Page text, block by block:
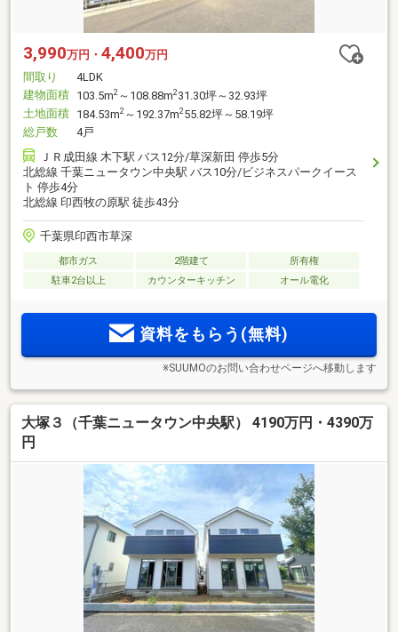
3,990万円・ 4,400万円
間取り
4LDK
建物面積 103.5m2 ～108.88m231.30坪～32.93坪
土地面積 184.53m2 ～192.37m255.82坪～58.19坪
総戸数
4戸
ＪＲ成田線 木下駅 バス12分/草深新田 停歩5分
北総線 千葉ニュータウン中央駅 バス10分/ビジネスパークイース
ト 停歩4分
北総線 印西牧の原駅 徒歩43分
千葉県印西市草深
都市ガス 2階建て
所有権
駐車2台以上
カウンターキッチン オール電化
資料をもらう(無料)
※SUUMOのお問い合わせページへ移動します
大塚３（千葉ニュータウン中央駅） 4190万円・4390万
円